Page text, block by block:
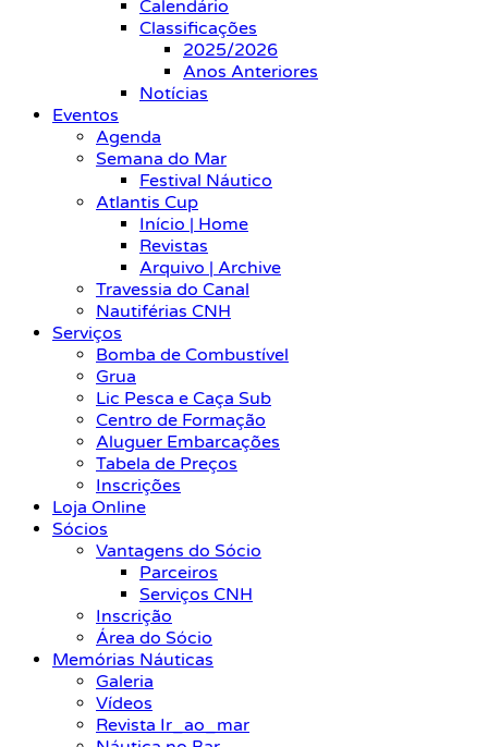
Calendário
Classificações
2025/2026
Anos Anteriores
Notícias
Eventos
Agenda
Semana do Mar
Festival Náutico
Atlantis Cup
Início | Home
Revistas
Arquivo | Archive
Travessia do Canal
Nautiférias CNH
Serviços
Bomba de Combustível
Grua
Lic Pesca e Caça Sub
Centro de Formação
Aluguer Embarcações
Tabela de Preços
Inscrições
Loja Online
Sócios
Vantagens do Sócio
Parceiros
Serviços CNH
Inscrição
Área do Sócio
Memórias Náuticas
Galeria
Vídeos
Revista Ir_ao_mar